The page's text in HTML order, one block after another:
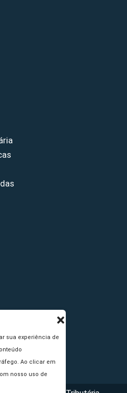
sua experiência de
Ao clicar em
nosso uso de